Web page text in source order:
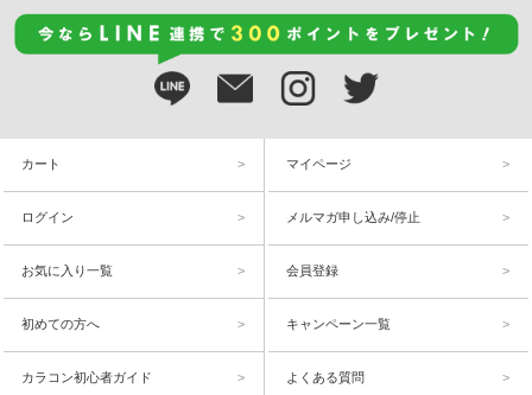
カート マイページ
ログイン メルマガ申し込み/停止
お気に入り一覧 会員登録
初めての方へ キャンペーン一覧
カラコン初心者ガイド よくある質問